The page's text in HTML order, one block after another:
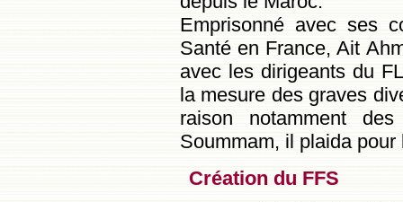
Emprisonné avec ses
Santé en France, Ait
avec les dirigeants du
la mesure des graves
raison notamment
Soummam, il plaida
Création du FFS